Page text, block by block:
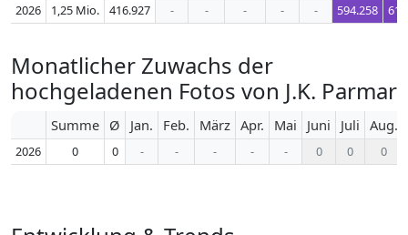
2026 1,25 Mio. 416.927 - - - - - 594.258
Monatlicher Zuwachs der
hochgeladenen Fotos von J.K. Parmar
Summe Ø Jan. Feb. März Apr. Mai Juni Juli Aug.
2026 0 0 - - - - - 0 0 0